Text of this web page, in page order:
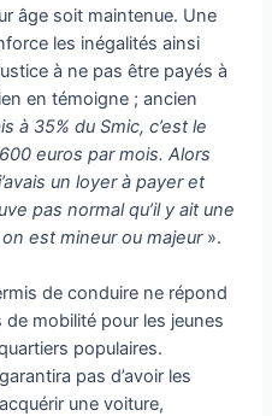
âge soit maintenue. Une
les inégalités ainsi
à ne pas être payés à
en témoigne ; ancien
à 35% du Smic, c’est le
euros par mois. Alors
un loyer à payer et
pas normal qu’il y ait une
est mineur ou majeur ».
de conduire ne répond
mobilité pour les jeunes
populaires.
pas d’avoir les
une voiture,